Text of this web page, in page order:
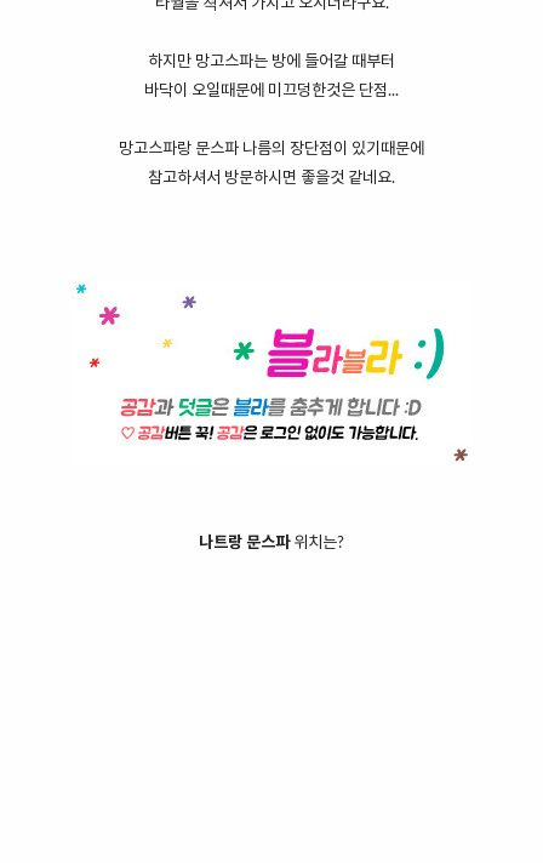
하지만 망고스파는 방에 들어갈 때부터
바닥이 오일때문에 미끄덩한것은 단점...
망고스파랑 문스파 나름의 장단점이 있기때문에
참고하셔서 방문하시면 좋을것 같네요.
나트랑 문스파위치는?